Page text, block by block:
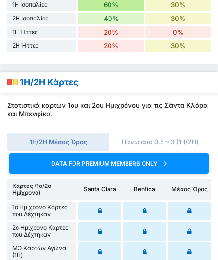
1H Ισοπαλίες 60% 30%
2H Ισοπαλίες 40% 30%
1H Ήττες 20% 0%
2H Ήττες 20% 30%
1H/2H Κάρτες
Στατιστικά καρτών 1ου και 2ου Ημιχρόνου για τις Σάντα Κλάρα
και Μπενφίκα.
1Η/2Η Μέσος Όρος Πάνω από 0.5 ~ 3 (1H/2H)
DATA FOR PREMIUM MEMBERS ONLY
Κάρτες (1ο/2ο
Ημίχρονο)
Santa Clara Benfica Μέσος Όρος
1ο Ημίχρονο Κάρτες
που Δέχτηκαν
2ο Ημίχρονο Κάρτες
που Δέχτηκαν
ΜΟ Καρτών Αγώνα
(1Η)